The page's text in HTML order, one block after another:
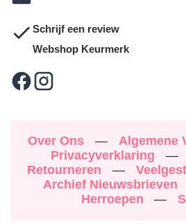
Schrijf een review
Webshop Keurmerk
Over Ons — Algemene
Privacyverklaring
—
Retourneren
—
Archief Nieuwsbrieven
Herroepen
—